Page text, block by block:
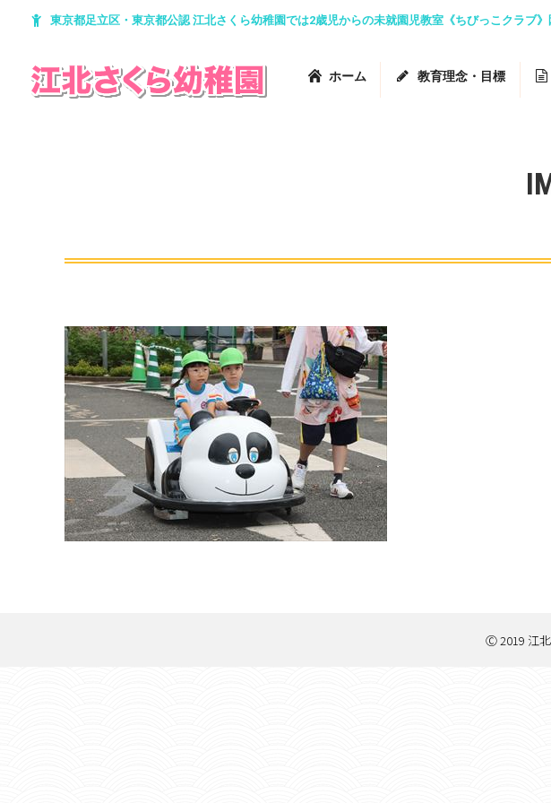
東京都足立区・東京都公認 江北さくら幼稚園では2歳児からの未就園児教室《ちびっこクラブ》
ホーム 教育理念・目標
Ⓒ 2019 江